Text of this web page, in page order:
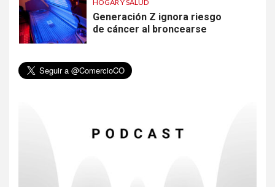
HOGAR Y SALUD
Generación Z ignora riesgo
de cáncer al broncearse
6